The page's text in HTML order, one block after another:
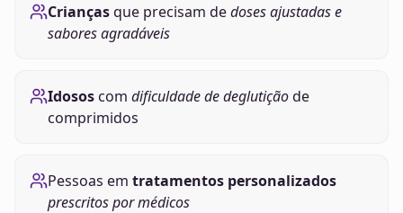
Criançasque precisam dedoses ajustadas e
sabores agradáveis
Idososcom dificuldade de deglutiçãode
comprimidos
Pessoas em tratamentos personalizados
prescritos por médicos